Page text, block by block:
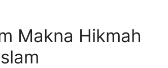
Makna Hikmah